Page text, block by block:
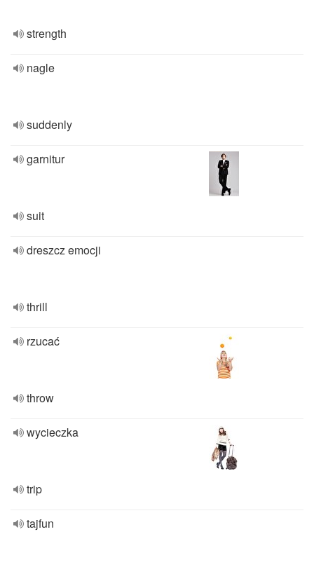
strength
nagle
suddenly
garnitur
suit
dreszcz emocji
thrill
rzucać
throw
wycieczka
trip
tajfun